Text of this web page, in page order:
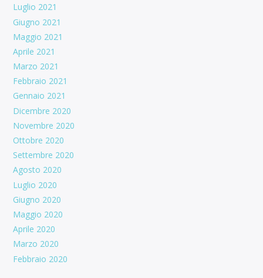
Luglio 2021
Giugno 2021
Maggio 2021
Aprile 2021
Marzo 2021
Febbraio 2021
Gennaio 2021
Dicembre 2020
Novembre 2020
Ottobre 2020
Settembre 2020
Agosto 2020
Luglio 2020
Giugno 2020
Maggio 2020
Aprile 2020
Marzo 2020
Febbraio 2020